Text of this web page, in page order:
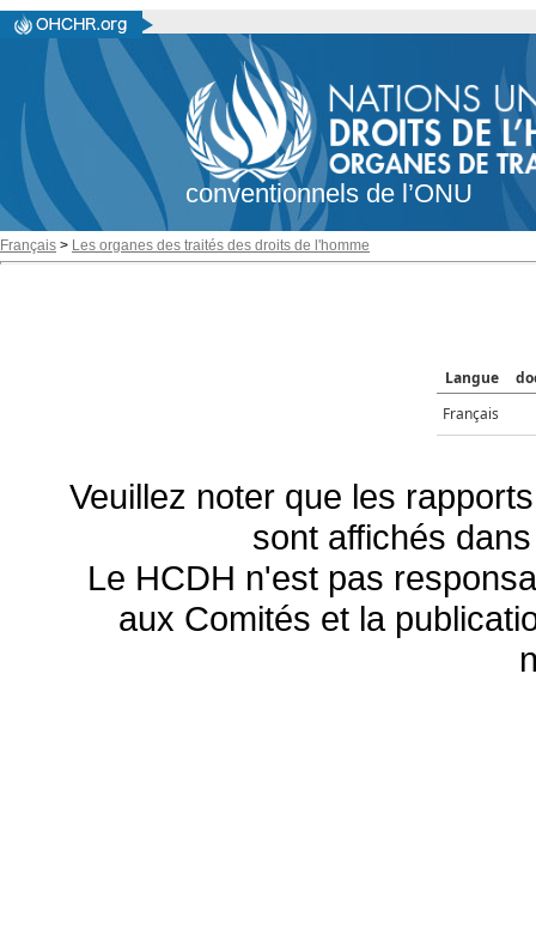
conventionnels de l’ONU
Français > Les organes des traités des droits de l'homme
Langue
Français
Veuillez noter que les
sont affichés
Le HCDH n'est pas
aux Comités et la